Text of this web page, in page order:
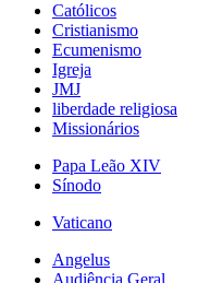
Católicos
Cristianismo
Ecumenismo
Igreja
JMJ
liberdade religiosa
Missionários
Papa Leão XIV
Sínodo
Vaticano
Angelus
Audiência Geral